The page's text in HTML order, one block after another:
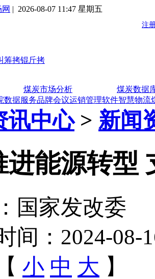
| 2026-08-07 11:47 星期五
煤炭市场分析
煤炭数据
数据服务品牌会议运销管理软件智慧物流
讯中心> 新闻
进能源转型
国家发改委
间：2024-08-
小 中 大 】